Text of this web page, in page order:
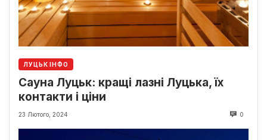
ЛУЦЬК ІНФО
Сауна Луцьк: кращі лазні Луцька, їх
контакти і ціни
23 Лютого, 2024 0